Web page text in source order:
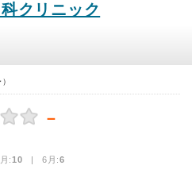
クリニック
－
:10 | 6月:6